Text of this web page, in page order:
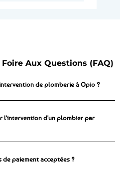
Aux Questions (FAQ)
de plomberie à Opio ?
l'intervention d'un plombier par
de paiement acceptées ?